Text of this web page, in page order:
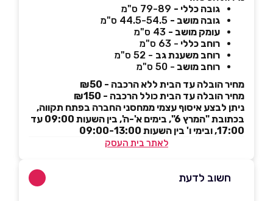
גובה כללי -
גובה מושב -
עומק מושב -
רוחב כללי - 63 ס"מ
רוחב משענת גב - 52 ס"מ
רוחב מושב - 50 ס"מ
מחיר הובלה עד הבית ללא הרכבה - ₪50
מחיר הובלה עד הבית כולל הרכבה - ₪150
ניתן לבצע איסוף עצמי ממחסני החברה בפתח תקווה,
בכתובת "המרץ 6", בימים א'-ה', בין השעות 09:00 עד
17:00, ובימי ו' בין השעות 09:00-13:00
לאתר בית העסק
חשוב לדעת